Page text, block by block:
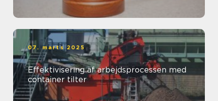
07. marts 2025
Effektivisering af arbejdsprocessen med
container tilter